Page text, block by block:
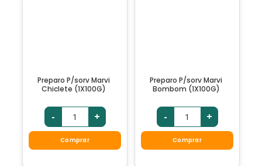
Preparo P/sorv Marvi
Chiclete (1X100G)
- +
Comprar
Preparo P/sorv Marvi
Bombom (1X100G)
- +
Comprar